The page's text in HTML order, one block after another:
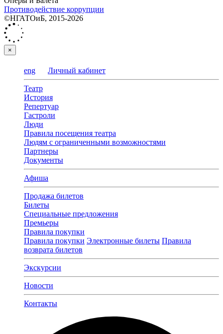
Противодействие коррупции
©НГАТОиБ, 2015-2026
×
eng Личный кабинет
Театр
История
Репертуар
Гастроли
Люди
Правила посещения театра
Людям с ограниченными возможностями
Партнеры
Документы
Афиша
Продажа билетов
Билеты
Специальные предложения
Премьеры
Правила покупки
Правила покупки Электронные билеты Правила
возврата билетов
Экскурсии
Новости
Контакты